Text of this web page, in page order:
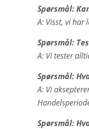
Spørsmål:
A: Visst, vi har
Spørsmål:
A: Vi tester
Spørsmål:
A: Vi
Spørsmål: